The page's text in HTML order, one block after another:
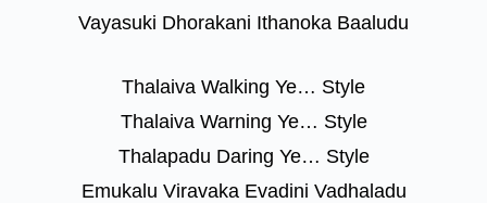
Vayasuki Dhorakani Ithanoka Baaludu
Thalaiva Walking Ye… Style
Thalaiva Warning Ye… Style
Thalapadu Daring Ye… Style
Emukalu Viravaka Evadini Vadhaladu